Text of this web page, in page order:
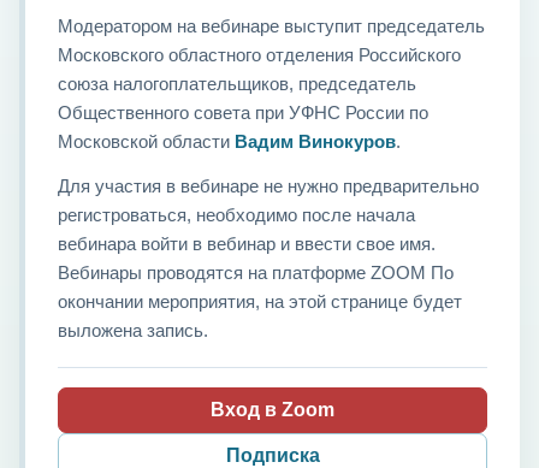
Модератором на вебинаре выступит председатель
Московского областного отделения Российского
союза налогоплательщиков, председатель
Общественного совета при УФНС России по
Московской области Вадим Винокуров.
Для участия в вебинаре не нужно предварительно
регистроваться, необходимо после начала
вебинара войти в вебинар и ввести свое имя.
Вебинары проводятся на платформе ZOOM По
окончании мероприятия, на этой странице будет
выложена запись.
Вход в Zoom
Подписка